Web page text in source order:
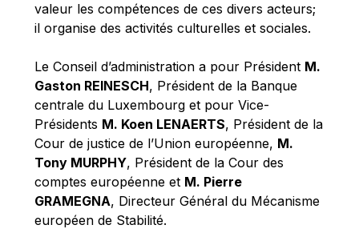
Paolo Mengozzi
Paschal Donohoe
Pat Cox
Patrizia Nanz
Philippe Maystadt
Pierre Gramegna
Richard Pelly
Robert Goebbels
Robert REYNDERS
valeur les compétences de ces divers acteurs;
il organise des activités culturelles et sociales.
Le Conseil d’administration a pour Président M.
Gaston REINESCH, Président de la Banque
centrale du Luxembourg et pour Vice-
Présidents M. Koen LENAERTS, Président de la
Cour de justice de l’Union européenne, M.
Tony MURPHY, Président de la Cour des
comptes européenne et M. Pierre
GRAMEGNA, Directeur Général du Mécanisme
européen de Stabilité.